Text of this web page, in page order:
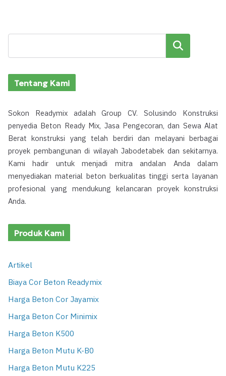
Cari
Tentang Kami
Sokon Readymix adalah Group CV. Solusindo Konstruksi
penyedia Beton Ready Mix, Jasa Pengecoran, dan Sewa Alat
Berat konstruksi yang telah berdiri dan melayani berbagai
proyek pembangunan di wilayah Jabodetabek dan sekitarnya.
Kami hadir untuk menjadi mitra andalan Anda dalam
menyediakan material beton berkualitas tinggi serta layanan
profesional yang mendukung kelancaran proyek konstruksi
Anda.
Produk Kami
Artikel
Biaya Cor Beton Readymix
Harga Beton Cor Jayamix
Harga Beton Cor Minimix
Harga Beton K500
Harga Beton Mutu K-B0
Harga Beton Mutu K225